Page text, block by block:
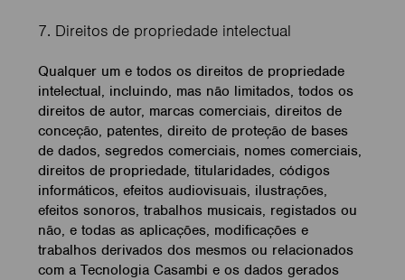
7. Direitos de propriedade intelectual
Qualquer um e todos os direitos de propriedade
intelectual, incluindo, mas não limitados, todos os
direitos de autor, marcas comerciais, direitos de
conceção, patentes, direito de proteção de bases
de dados, segredos comerciais, nomes comerciais,
direitos de propriedade, titularidades, códigos
informáticos, efeitos audiovisuais, ilustrações,
efeitos sonoros, trabalhos musicais, registados ou
não, e todas as aplicações, modificações e
trabalhos derivados dos mesmos ou relacionados
com a Tecnologia Casambi e os dados gerados